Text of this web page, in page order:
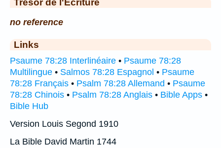
no reference
Links
Psaume 78:28 Interlinéaire • Psaume 78:28
Multilingue • Salmos 78:28 Espagnol • Psaume
78:28 Français • Psalm 78:28 Allemand • Psaume
78:28 Chinois • Psalm 78:28 Anglais • Bible Apps •
Bible Hub
Version Louis Segond 1910
La Bible David Martin 1744